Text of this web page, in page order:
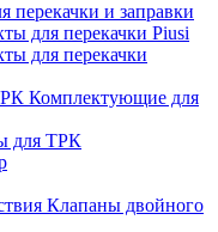
и заправки
для перекачки Piusi
для перекачки
Комплектующие для
для ТРК
Клапаны двойного